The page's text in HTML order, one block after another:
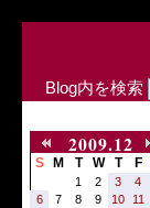
Blog内を検索
2009.12
S M T W T F
1 2 3 4
6
7 8 9 10 11